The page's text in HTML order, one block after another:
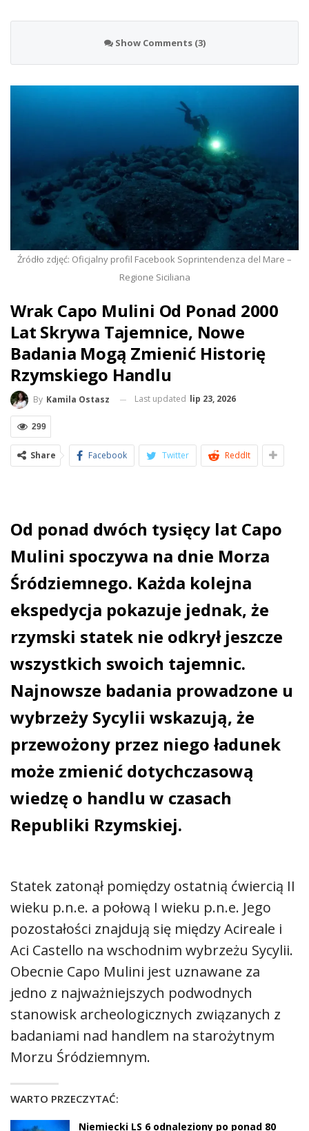
Show Comments (3)
Źródło zdjęć: Oficjalny profil Facebook Soprintendenza del Mare –
Regione Siciliana
Wrak Capo Mulini Od Ponad 2000
Lat Skrywa Tajemnice, Nowe
Badania Mogą Zmienić Historię
Rzymskiego Handlu
By Kamila Ostasz Last updated lip 23, 2026
299
Share Facebook Twitter ReddIt
Od ponad dwóch tysięcy lat Capo
Mulini spoczywa na dnie Morza
Śródziemnego. Każda kolejna
ekspedycja pokazuje jednak, że
rzymski statek nie odkrył jeszcze
wszystkich swoich tajemnic.
Najnowsze badania prowadzone u
wybrzeży Sycylii wskazują, że
przewożony przez niego ładunek
może zmienić dotychczasową
wiedzę o handlu w czasach
Republiki Rzymskiej.
Statek zatonął pomiędzy ostatnią ćwiercią II
wieku p.n.e. a połową I wieku p.n.e. Jego
pozostałości znajdują się między Acireale i
Aci Castello na wschodnim wybrzeżu Sycylii.
Obecnie Capo Mulini jest uznawane za
jedno z najważniejszych podwodnych
stanowisk archeologicznych związanych z
badaniami nad handlem na starożytnym
Morzu Śródziemnym.
WARTO PRZECZYTAĆ:
Niemiecki LS 6 odnaleziony po ponad 80